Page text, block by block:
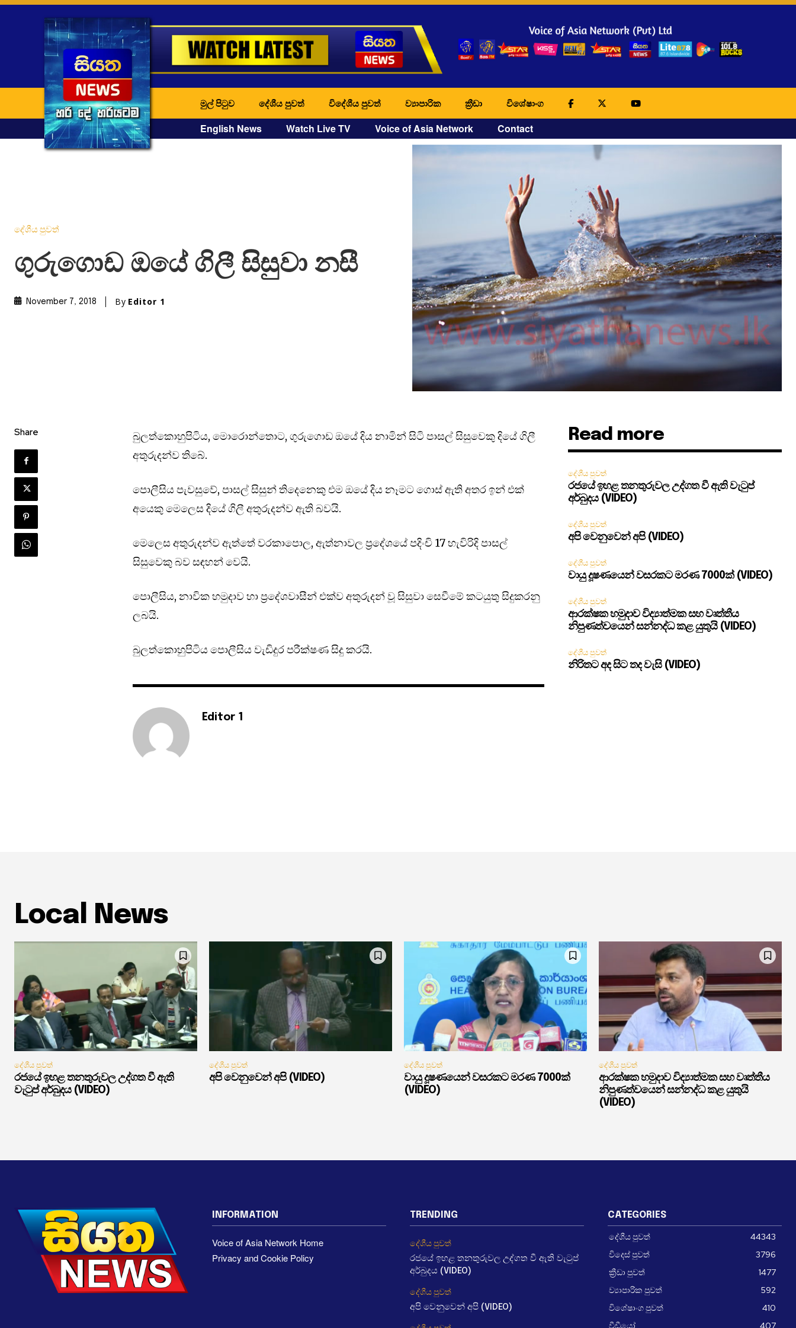
මුල් පිටුව දේශීය පුවත් විදේශීය පුවත් ව්‍යාපාරික ක්‍රීඩා විශේෂාංග
English News Watch Live TV Voice of Asia Network Contact
දේශීය පුවත්
ගුරුගොඩ ඔයේ ගිලී සිසුවා නසී
November 7, 2018 By Editor 1
Share
බුලත්කොහුපිටිය, මොරොන්තොට, ගුරුගොඩ ඔයේ දිය නාමින් සිටි පාසල් සිසුවෙකු දියේ ගිලී
අතුරුදන්ව තිබේ.
පොලීසිය පැවසුවේ, පාසල් සිසුන් තිදෙනෙකු එම ඔයේ දිය නෑමට ගොස් ඇති අතර ඉන් එක්
අයෙකු මෙලෙස දියේ ගිලී අතුරුදන්ව ඇති බවයි.
මෙලෙස අතුරුදන්ව ඇත්තේ වරකාපොල, ඇත්නාවල ප්‍රදේශයේ පදිංචි 17 හැවිරිදි පාසල්
සිසුවෙකු බව සඳහන් වෙයි.
පොලීසිය, නාවික හමුදාව හා ප්‍රදේශවාසීන් එක්ව අතුරුදන් වූ සිසුවා සෙවීමේ කටයුතු සිදුකරනු
ලබයි.
බුලත්කොහුපිටිය පොලීසිය වැඩිදුර පරීක්ෂණ සිදු කරයි.
Editor 1
Read more
දේශීය පුවත්
රජයේ ඉහළ තනතුරුවල උද්ගත වී ඇති වැටුප්
අර්බුදය (VIDEO)
දේශීය පුවත්
අපි වෙනුවෙන් අපි (VIDEO)
දේශීය පුවත්
වායු දූෂණයෙන් වසරකට මරණ 7000ක් (VIDEO)
දේශීය පුවත්
ආරක්ෂක හමුදාව විද්‍යාත්මක සහ වෘත්තීය
නිපුණත්වයෙන් සන්නද්ධ කළ යුතුයි (VIDEO)
දේශීය පුවත්
නිරිතට අද සිට තද වැසි (VIDEO)
Local News
දේශීය පුවත්
රජයේ ඉහළ තනතුරුවල උද්ගත වී ඇති
වැටුප් අර්බුදය (VIDEO)
දේශීය පුවත්
අපි වෙනුවෙන් අපි (VIDEO)
දේශීය පුවත්
වායු දූෂණයෙන් වසරකට මරණ 7000ක්
(VIDEO)
දේශීය පුවත්
ආරක්ෂක හමුදාව විද්‍යාත්මක සහ වෘත්තීය
නිපුණත්වයෙන් සන්නද්ධ කළ යුතුයි
(VIDEO)
INFORMATION
Voice of Asia Network Home
Privacy and Cookie Policy
TRENDING
දේශීය පුවත්
රජයේ ඉහළ තනතුරුවල උද්ගත වී ඇති වැටුප්
අර්බුදය (VIDEO)
දේශීය පුවත්
අපි වෙනුවෙන් අපි (VIDEO)
CATEGORIES
දේශීය පුවත්
44343
විදෙස් පුවත්
3796
ක්‍රීඩා පුවත්
1477
ව්‍යාපාරික පුවත්
592
විශේෂාංග පුවත්
410
වීඩීයෝ
407